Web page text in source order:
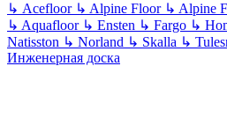
↳ Acefloor ↳ Alpine Floor ↳ Alpine
↳ Aquafloor ↳ Ensten ↳ Fargo ↳
Natisston ↳ Norland ↳ Skalla ↳
Инженерная доска